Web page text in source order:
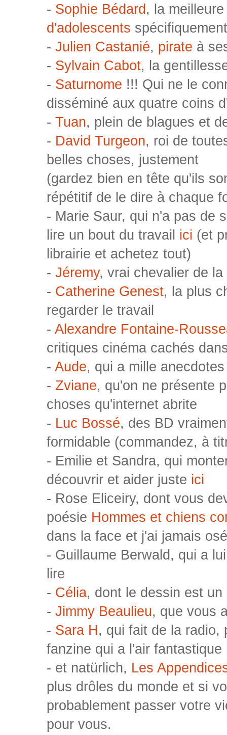
- Sophie Bédard , la
d'adolescents spécifiquement
- Julien Castanié, pirate à
- Sylvain Cabot, la
- Saturnome !!! Qui ne le
disséminé aux quatre coins
- Tuan, plein de blagues et
- David Turgeon, roi de
belles choses, justement
(gardez bien en tête qu'ils
répétitif de le dire à chaque
- Marie Saur, qui n'a pas de
lire un bout du travail ici (et
librairie et achetez tout)
- Jéremy, vrai chevalier de la
- Catherine Genest, la plus
regarder le travail
- Alexandre Fontaine-
critiques cinéma cachés
- Aude, qui a mille
- Zviane, qu'on ne présente
choses qu'internet abrite
- Luc Bossé, des BD
formidable (commandez, à
- Emilie et Sandra, qui
découvrir et aider juste ici
- Rose Eliceiry, dont vous
poésie Hommes et chiens
dans la face et j'ai jamais
- Guillaume Berwald, qui a
lire
- Célia, dont le dessin est
- Jimmy Beaulieu, que vous
- Sara H, qui fait de la radio,
fanzine qui a l'air fantastique
- et natürlich, Les
plus drôles du monde et si
probablement passer votre
pour vous.